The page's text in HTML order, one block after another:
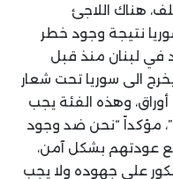
هناك اللاجئ
نتيجة وجود خطر
في لبنان منذ قبل
الى سوريا تحت شعار
وهذه الفئة يجب
مؤكداً “نحن ضد وجود
عودتهم بشكل آمن،
على جهوده ولا يجب